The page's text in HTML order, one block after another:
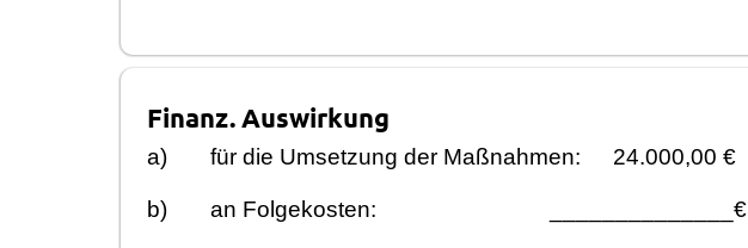
Finanz. Auswirkung
a) für die Umsetzung der Maßnahmen: 24.000,00 €
b) an Folgekosten: ______________€